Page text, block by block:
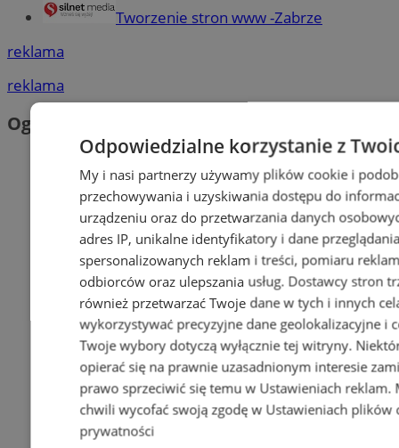
Tworzenie stron www -Zabrze
reklama
reklama
Ogłoszenia
Odpowiedzialne korzystanie z
My i nasi partnerzy używamy plików cookie i
przechowywania i uzyskiwania dostępu do
urządzeniu oraz do przetwarzania danych
adres IP, unikalne identyfikatory i dane
spersonalizowanych reklam i treści, pomiaru
odbiorców oraz ulepszania usług. Dostawcy stron
również przetwarzać Twoje dane w tych i innych
wykorzystywać precyzyjne dane geolokalizacyjne i
Twoje wybory dotyczą wyłącznie tej witryny.
opierać się na prawnie uzasadnionym interesie
prawo sprzeciwić się temu w Ustawieniach reklam.
chwili wycofać swoją zgodę w Ustawieniach plików
prywatności